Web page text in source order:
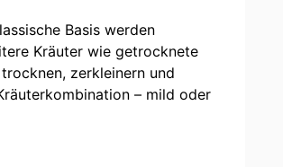
Basis werden
Kräuter wie getrocknete
zerkleinern und
– mild oder